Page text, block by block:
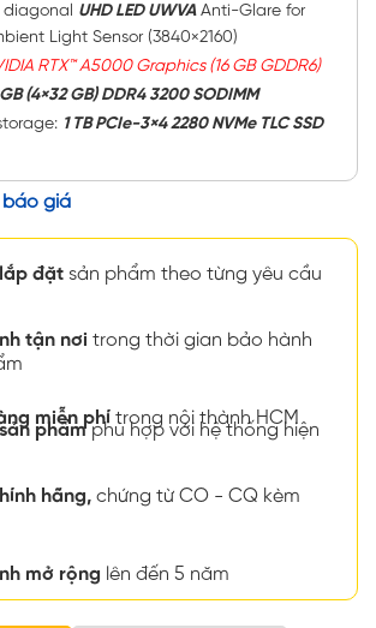
diagonal UHD LED UWVAAnti-Glare for
Light Sensor (3840×2160)
RTX™ A5000 Graphics (16 GB GDDR6)
GB (4×32 GB) DDR4 3200 SODIMM
1 TB PCIe-3×4 2280 NVMe TLC SSD
báo giá
đặt sản phẩm theo từng yêu cầu
tận nơi trong thời gian bảo hành
miễn phí trong nội thành HCM
phẩmphù hợp với hệ thống hiện
hãng, chứng từ CO - CQ kèm
mở rộng lên đến 5 năm